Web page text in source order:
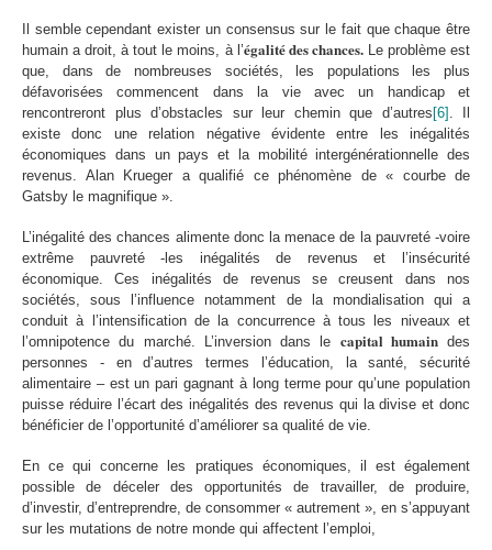
Il semble cependant exister un consensus sur le fait que chaque être
humain a droit, à tout le moins, à l’égalité des chances.Le problème est
que, dans de nombreuses sociétés, les populations les plus
défavorisées commencent dans la vie avec un handicap et
rencontreront plus d’obstacles sur leur chemin que d’autres [6] . Il
existe donc une relation négative évidente entre les inégalités
économiques dans un pays et la mobilité intergénérationnelle des
revenus. Alan Krueger a qualifié ce phénomène de « courbe de
Gatsby le magnifique ».
L’inégalité des chances alimente donc la menace de la pauvreté -voire
extrême pauvreté -les inégalités de revenus et l’insécurité
économique. Ces inégalités de revenus se creusent dans nos
sociétés, sous l’influence notamment de la mondialisation qui a
conduit à l’intensification de la concurrence à tous les niveaux et
l’omnipotence du marché. L’inversion dans le capital humain des
personnes - en d’autres termes l’éducation, la santé, sécurité
alimentaire – est un pari gagnant à long terme pour qu’une population
puisse réduire l’écart des inégalités des revenus qui la divise et donc
bénéficier de l’opportunité d’améliorer sa qualité de vie.
En ce qui concerne les pratiques économiques, il est également
possible de déceler des opportunités de travailler, de produire,
d’investir, d’entreprendre, de consommer « autrement », en s’appuyant
sur les mutations de notre monde qui affectent l’emploi,